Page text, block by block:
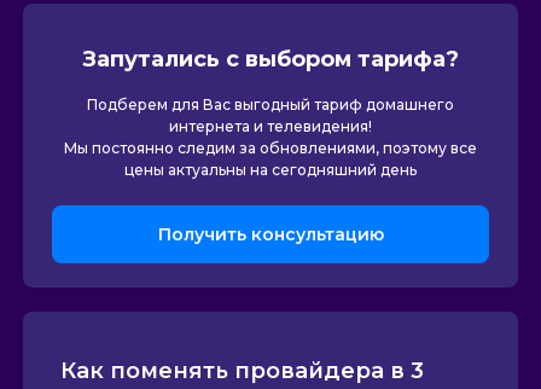
Запутались с выбором тарифа?
Подберем для Вас выгодный тариф домашнего
интернета и телевидения!
Мы постоянно следим за обновлениями, поэтому все
цены актуальны на сегодняшний день
Получить консультацию
Как поменять провайдера в 3